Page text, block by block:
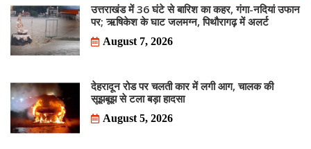
उत्तराखंड में 36 घंटे से बारिश का कहर, गंगा-नदियां उफान
पर; ऋषिकेश के घाट जलमग्न, पिथौरागढ़ में अलर्ट
August 7, 2026
देहरादून रोड पर चलती कार में लगी आग, चालक की
सूझबूझ से टला बड़ा हादसा
August 5, 2026